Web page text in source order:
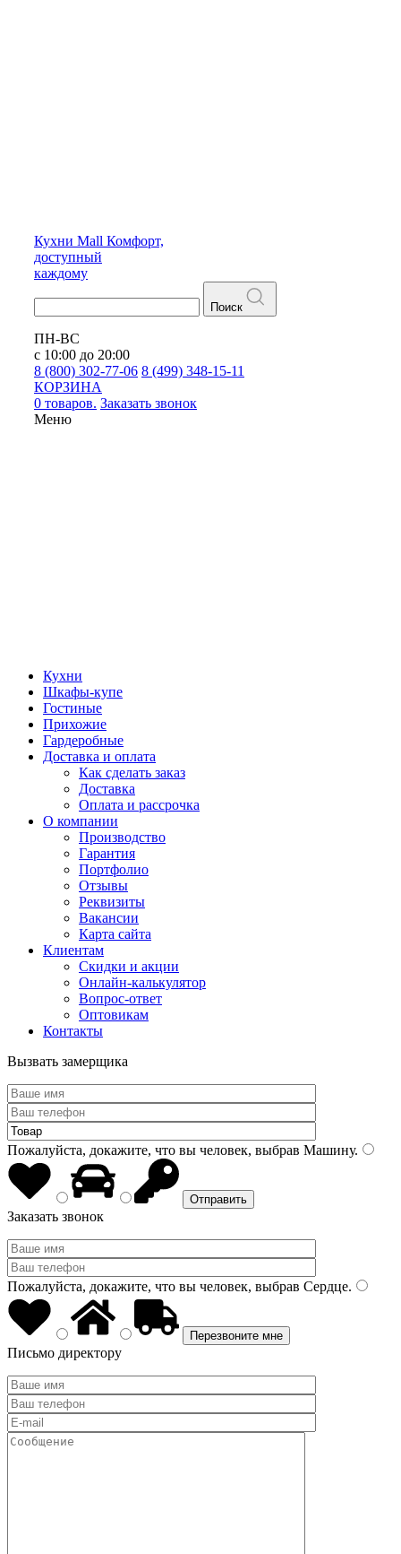
Кухни Mall Комфорт,
доступный
каждому
Поиск
ПН-ВС
с 10:00 до 20:00
8 (800) 302-77-06 8 (499) 348-15-11
КОРЗИНА
0 товаров. Заказать звонок
Меню
Кухни
Шкафы-купе
Гостиные
Прихожие
Гардеробные
Доставка и оплата
Как сделать заказ
Доставка
Оплата и рассрочка
О компании
Производство
Гарантия
Портфолио
Отзывы
Реквизиты
Вакансии
Карта сайта
Клиентам
Скидки и акции
Онлайн-калькулятор
Вопрос-ответ
Оптовикам
Контакты
Вызвать замерщика
Пожалуйста, докажите, что вы человек, выбрав Машину.
Заказать звонок
Пожалуйста, докажите, что вы человек, выбрав Сердце.
Письмо директору